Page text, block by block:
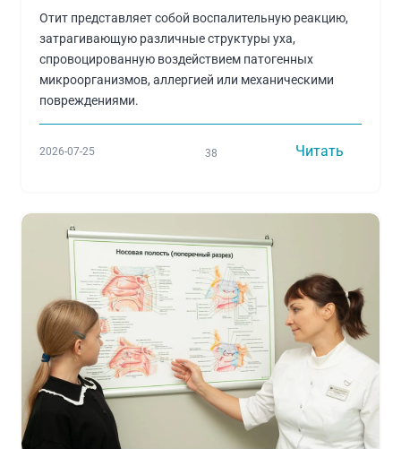
Отит представляет собой воспалительную реакцию,
затрагивающую различные структуры уха,
спровоцированную воздействием патогенных
микроорганизмов, аллергией или механическими
повреждениями.
2026-07-25 38 Читать